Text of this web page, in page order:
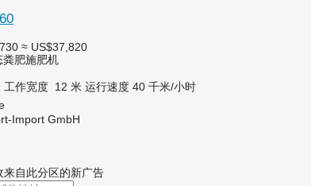
≈ US$37,820
肥施肥机
工作宽度 12 米 运行速度 40 千米/小时
Import GmbH
来自此分区的新广告